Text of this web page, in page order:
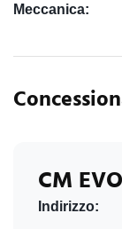
Meccanica:
CM
Indirizzo: